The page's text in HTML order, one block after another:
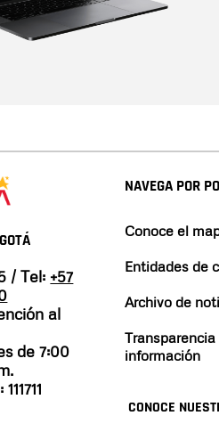
/ Tel: +57
al
de 7:00
NAVEGA POR
Conoce el
Entidades de
Archivo de
información
CONOCE